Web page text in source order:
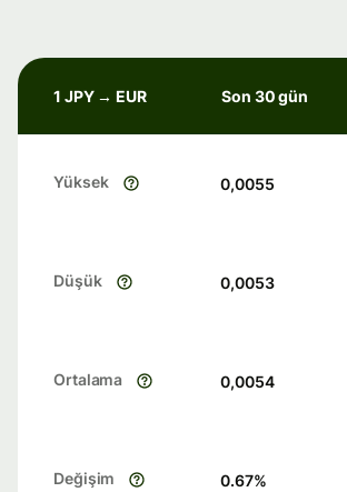
1 JPY → EUR Son 30 gün
Yüksek 0,0055
Düşük 0,0053
Ortalama 0,0054
Değişim 0.67%